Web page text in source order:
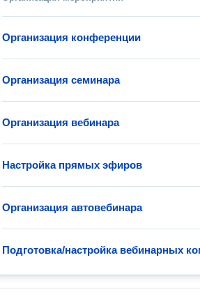
Организация конференции
Организация семинара
Организация вебинара
Настройка прямых эфиров
Организация автовебинара
Подготовка/настройка вебинарных